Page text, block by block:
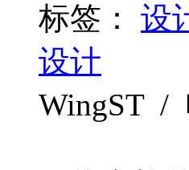
标签： 设
设计
WingST /